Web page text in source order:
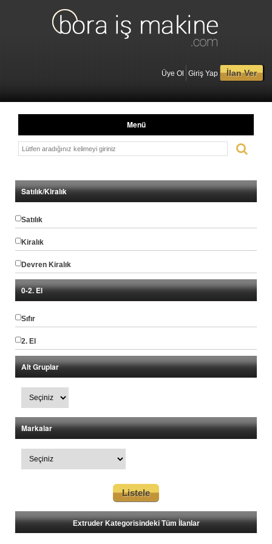
Üye Ol Giriş Yap İlan Ver
Menü
Satılık/Kiralık
Satılık
Kiralık
Devren Kiralık
0-2. El
Sıfır
2. El
Alt Gruplar
Markalar
Extruder Kategorisindeki Tüm İlanlar